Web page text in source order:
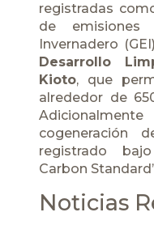
registradas
de
Invernadero (GEI)
Desarrollo
Kioto, que
alrededor de
cogeneración
registrado
Carbon
Noticias